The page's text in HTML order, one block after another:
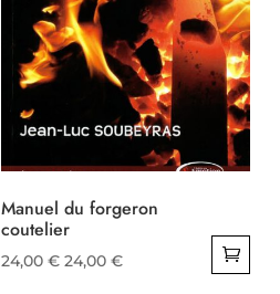
Manuel du forgeron
coutelier
24,00€ 24,00€